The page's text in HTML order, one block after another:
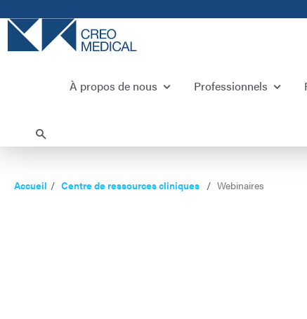
À propos de nous Professionnels
Accueil Centre de ressources cliniques Webinaires